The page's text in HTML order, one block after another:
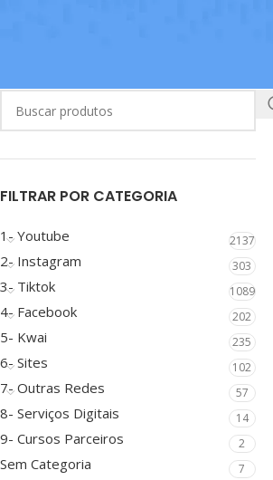
FILTRAR POR CATEGORIA
1- Youtube 2137
2- Instagram 303
3- Tiktok 1089
4- Facebook 202
5- Kwai 235
6- Sites 102
7- Outras Redes 57
8- Serviços Digitais 14
9- Cursos Parceiros 2
Sem Categoria 7